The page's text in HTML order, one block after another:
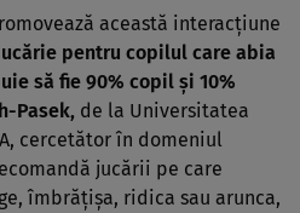
această interacţiune
pentru copilul care abia
să fie 90% copil şi 10%
Pasek, de la Universitatea
cercetător în domeniul
jucării pe care
îmbrăţişa, ridica sau arunca,